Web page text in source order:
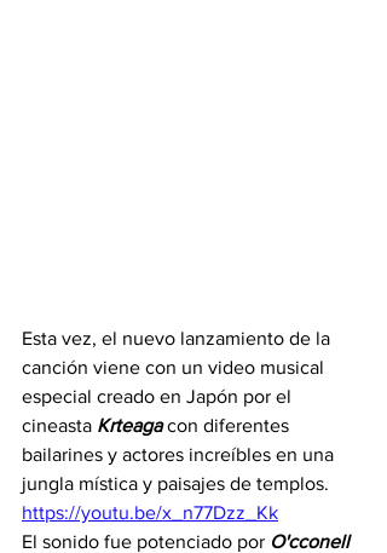
Esta vez, el nuevo lanzamiento de la
canción viene con un video musical
especial creado en Japón por el
cineasta Krteaga con diferentes
bailarines y actores increíbles en una
jungla mística y paisajes de templos.
https://youtu.be/x_n77Dzz_Kk
El sonido fue potenciado por O'cconell